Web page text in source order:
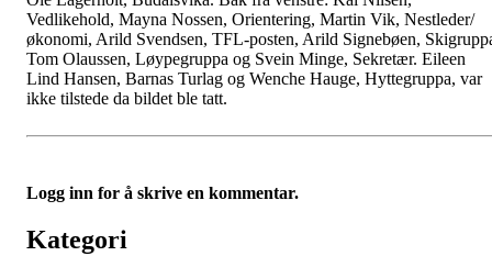
Vedlikehold, Mayna Nossen, Orientering, Martin Vik, Nestleder/
økonomi, Arild Svendsen, TFL-posten, Arild Signebøen,
Tom Olaussen, Løypegruppa og Svein Minge, Sekretær. Eileen
Lind Hansen, Barnas Turlag og Wenche Hauge, Hyttegruppa, var
ikke tilstede da bildet ble tatt.
Logg inn for å skrive en kommentar.
Kategori